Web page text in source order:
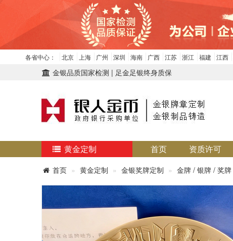
各省中心： 北京 上海 广州 深圳 海南 广西 江苏 浙江 福建 江西
金银品质国家检测 | 足金足银终身质保
黄金定制 首页 资质许可
首页 黄金定制 金银奖牌定制 金牌 / 银牌 / 奖牌